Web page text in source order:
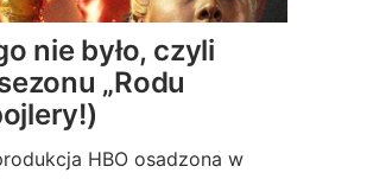
nie było, czyli
„Rodu
HBO osadzona w